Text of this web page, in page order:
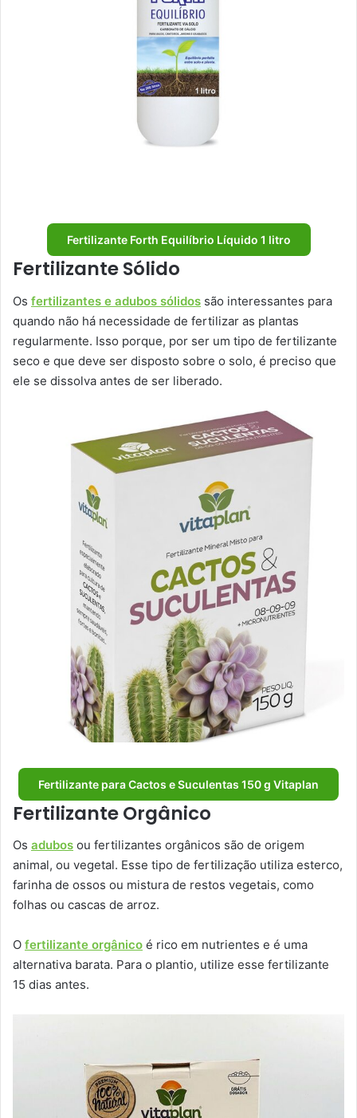
Fertilizante Forth Equilíbrio Líquido 1 litro
Fertilizante Sólido
Os fertilizantes e adubos sólidos são interessantes para
quando não há necessidade de fertilizar as plantas
regularmente. Isso porque, por ser um tipo de fertilizante
seco e que deve ser disposto sobre o solo, é preciso que
ele se dissolva antes de ser liberado.
Fertilizante para Cactos e Suculentas 150 g Vitaplan
Fertilizante Orgânico
Os adubos ou fertilizantes orgânicos são de origem
animal, ou vegetal. Esse tipo de fertilização utiliza esterco,
farinha de ossos ou mistura de restos vegetais, como
folhas ou cascas de arroz.
O fertilizante orgânico é rico em nutrientes e é uma
alternativa barata. Para o plantio, utilize esse fertilizante
15 dias antes.